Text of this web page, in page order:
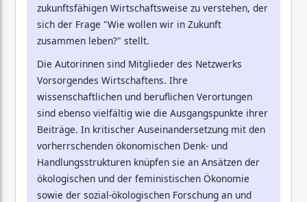
zukunftsfähigen Wirtschaftsweise zu verstehen, der
sich der Frage "Wie wollen wir in Zukunft
zusammen leben?" stellt.
Die Autorinnen sind Mitglieder des Netzwerks
Vorsorgendes Wirtschaftens. Ihre
wissenschaftlichen und beruflichen Verortungen
sind ebenso vielfältig wie die Ausgangspunkte ihrer
Beiträge. In kritischer Auseinandersetzung mit den
vorherrschenden ökonomischen Denk- und
Handlungsstrukturen knüpfen sie an Ansätzen der
ökologischen und der feministischen Ökonomie
sowie der sozial-ökologischen Forschung an und